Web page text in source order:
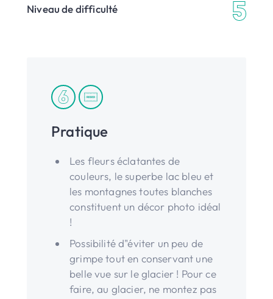
Niveau de difficulté
Pratique
Les fleurs éclatantes de
couleurs, le superbe lac bleu et
les montagnes toutes blanches
constituent un décor photo idéal
!
Possibilité d"éviter un peu de
grimpe tout en conservant une
belle vue sur le glacier ! Pour ce
faire, au glacier, ne montez pas